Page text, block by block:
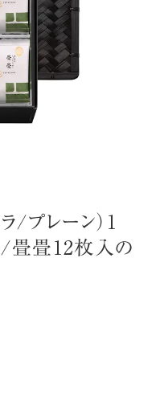
/プレーン）1
/畳畳12枚入の